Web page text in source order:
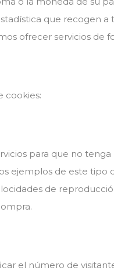
que recogen a
ofrecer servicios de
cookies:
para que no
ejemplos de este tipo
de
el número de